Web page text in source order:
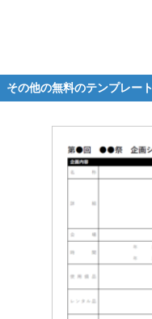
その他の無料のテンプレー